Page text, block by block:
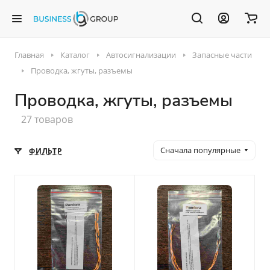
Главная Каталог Автосигнализации
Запасные части
Проводка, жгуты, разъемы
Проводка, жгуты, разъемы
27 товаров
ФИЛЬТР Сначала популярные